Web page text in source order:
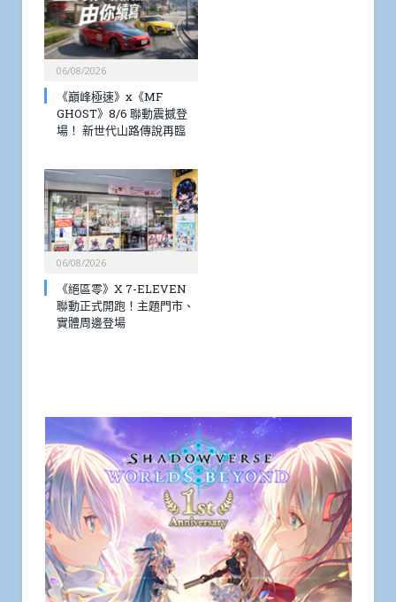
06/08/2026
《巔峰極速》x《MF
GHOST》8/6 聯動震撼登
場！ 新世代山路傳說再臨
06/08/2026
《絕區零》X 7-ELEVEN
聯動正式開跑！主題門市、
實體周邊登場